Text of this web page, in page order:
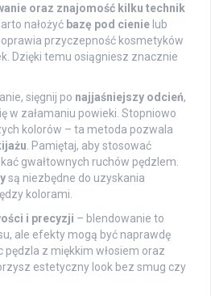
oraz znajomość kilku technik
nałożyć bazę pod cienie lub
przyczepność kosmetyków
Dzięki temu osiągniesz znacznie
sięgnij po najjaśniejszy odcień,
w załamaniu powieki. Stopniowo
kolorów – ta metoda pozwala
. Pamiętaj, aby stosować
gwałtownych ruchów pędzlem.
są niezbędne do uzyskania
kolorami.
i precyzji – blendowanie to
ale efekty mogą być naprawdę
pędzla z miękkim włosiem oraz
estetyczny look bez smug czy